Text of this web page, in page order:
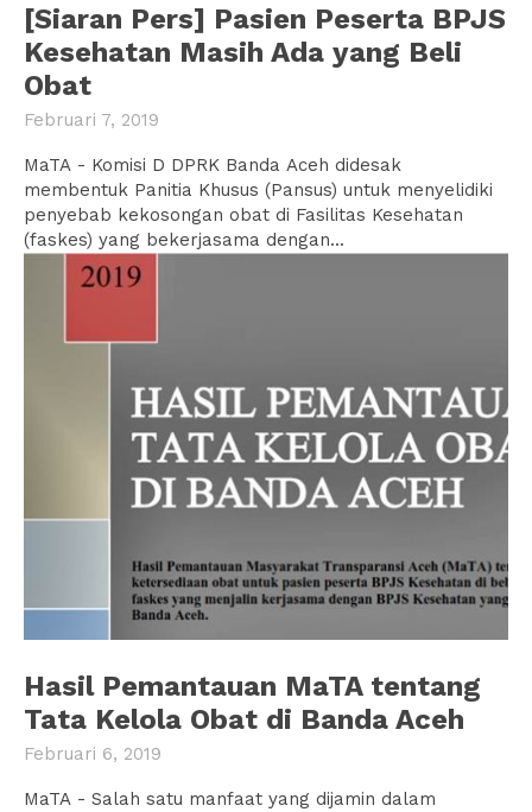
[Siaran Pers] Pasien Peserta BPJS
Kesehatan Masih Ada yang Beli
Obat
Februari 7, 2019
MaTA - Komisi D DPRK Banda Aceh didesak
membentuk Panitia Khusus (Pansus) untuk menyelidiki
penyebab kekosongan obat di Fasilitas Kesehatan
(faskes) yang bekerjasama dengan...
Hasil Pemantauan MaTA tentang
Tata Kelola Obat di Banda Aceh
Februari 6, 2019
MaTA - Salah satu manfaat yang dijamin dalam